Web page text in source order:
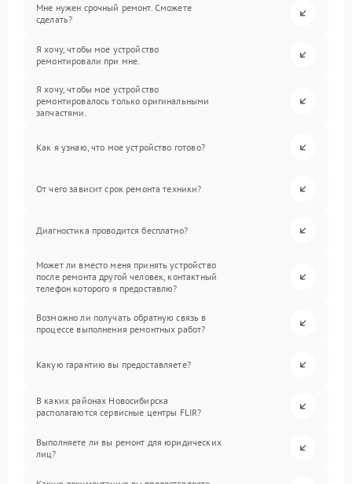
Мне нужен срочный ремонт. Сможете
сделать?
Я хочу, чтобы мое устройство
ремонтировали при мне.
Я хочу, чтобы мое устройство
ремонтировалось только оригинальными
запчастями.
Как я узнаю, что мое устройство готово?
От чего зависит срок ремонта техники?
Диагностика проводится бесплатно?
Может ли вместо меня принять устройство
после ремонта другой человек, контактный
телефон которого я предоставлю?
Возможно ли получать обратную связь в
процессе выполнения ремонтных работ?
Какую гарантию вы предоставляете?
В каких районах Новосибирска
располагаются сервисные центры FLIR?
Выполняете ли вы ремонт для юридических
лиц?